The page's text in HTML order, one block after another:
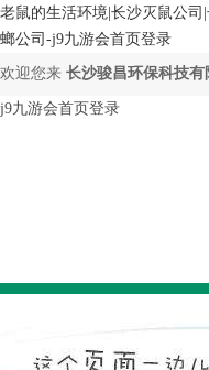
老鼠的生活环境|长沙灭鼠公
螂公司-j9九游会首页登录
欢迎您来 长沙骏昌环保科技有
j9九游会首页登录